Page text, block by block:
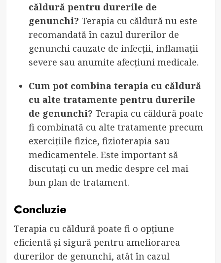
căldură pentru durerile de
genunchi? Terapia cu căldură nu este
recomandată în cazul durerilor de
genunchi cauzate de infecții, inflamații
severe sau anumite afecțiuni medicale.
Cum pot combina terapia cu căldură
cu alte tratamente pentru durerile
de genunchi? Terapia cu căldură poate
fi combinată cu alte tratamente precum
exercițiile fizice, fizioterapia sau
medicamentele. Este important să
discutați cu un medic despre cel mai
bun plan de tratament.
Concluzie
Terapia cu căldură poate fi o opțiune
eficientă și sigură pentru ameliorarea
durerilor de genunchi, atât în cazul